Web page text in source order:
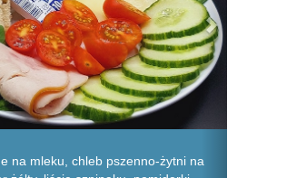
na mleku, chleb pszenno-żytni na